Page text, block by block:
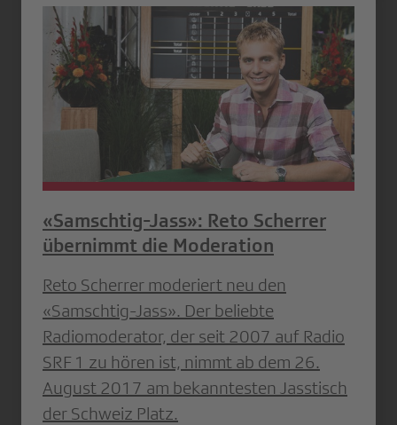
«Samschtig-Jass»: Reto Scherrer
übernimmt die Moderation
Reto Scherrer moderiert neu den
«Samschtig-Jass». Der beliebte
Radiomoderator, der seit 2007 auf Radio
SRF 1 zu hören ist, nimmt ab dem 26.
August 2017 am bekanntesten Jasstisch
der Schweiz Platz.